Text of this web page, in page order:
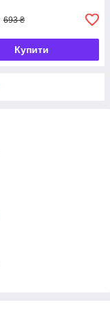
693 ₴
Купити